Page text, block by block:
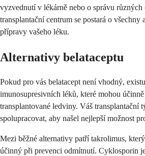
vyzvednutí v lékárně nebo o správu různých
transplantační centrum se postará o všechny
přípravy vašeho léku.
Alternativy belataceptu
Pokud pro vás belatacept není vhodný,
imunosupresivních léků, které mohou
transplantované ledviny. Váš transplantační
spolupracovat, aby našel nejlepší možnost
Mezi běžné alternativy patří takrolimus,
účinný při prevenci odmítnutí. Cyklosporin